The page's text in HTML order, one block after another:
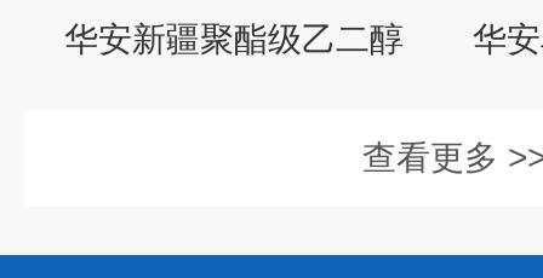
华安新疆聚酯级乙二醇 华
查看更多